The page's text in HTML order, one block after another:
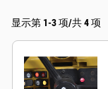
显示第 1-3 项/共 4 项